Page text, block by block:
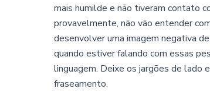
mais humilde e não tiveram contato
provavelmente, não vão entender
desenvolver uma imagem negativa
quando estiver falando com essas
linguagem. Deixe os jargões de lado
fraseamento.